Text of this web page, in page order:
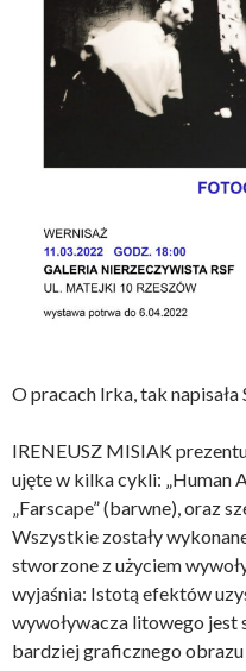
O pracach Irka, tak
IRENEUSZ MISIAK
ujęte w kilka cykli: „Human
„Farscape” (barwne), oraz
Wszystkie zostały
stworzone z użyciem
wyjaśnia: Istotą efektów
wywoływacza litowego jest
bardziej graficznego